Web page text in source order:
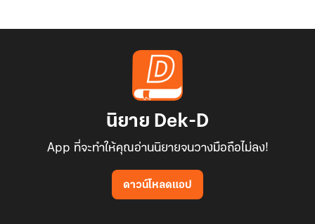
นิยาย Dek-D
App ที่จะทำให้คุณอ่านนิยายจนวางมือถือไม่ลง!
ดาวน์โหลดแอป